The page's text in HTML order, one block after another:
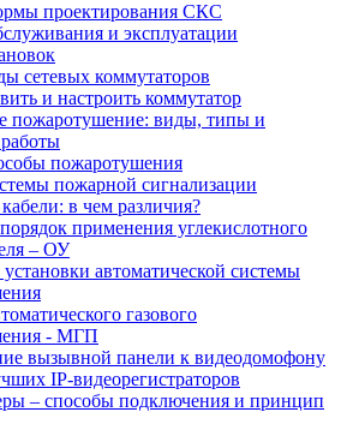
проектирования СКС
и эксплуатации
сетевых коммутаторов
и настроить коммутатор
пожаротушение: виды, типы и
пожаротушения
пожарной сигнализации
в чем различия?
применения углекислотного
– ОУ
автоматической системы
газового
- МГП
вызывной панели к видеодомофону
IP-видеорегистраторов
– способы подключения и принцип